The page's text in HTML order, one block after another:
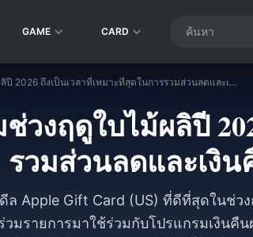
GAME CARD
ทำไมช่วงฤดูใบไม้ผลิปี 2026 ถึงเป็นเวลาที่เหมาะที่สุดในการรวมส่วนลดและเงินคืนสำหรับ Apple Gift Card?
วงฤดูใบไม้ผลิปี
รวมส่วนลดและเงิ
ดีล Apple Gift Card (US) ที่ดีที่สุดในช่ว
วมรายการมาใช้ร่วมกับโปรแกรมเงิน